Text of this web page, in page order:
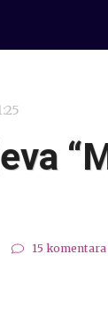
15 komentara